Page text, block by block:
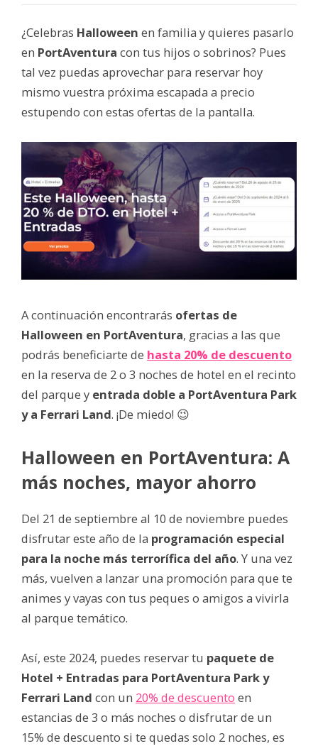
¿Celebras Halloween en familia y quieres pasarlo
en PortAventura con tus hijos o sobrinos? Pues
tal vez puedas aprovechar para reservar hoy
mismo vuestra próxima escapada a precio
estupendo con estas ofertas de la pantalla.
A continuación encontrarás ofertas de
Halloween en PortAventura, gracias a las que
podrás beneficiarte de hasta 20% de descuento
en la reserva de 2 o 3 noches de hotel en el recinto
del parque y entrada doble a PortAventura Park
y a Ferrari Land. ¡De miedo! 😉
Halloween en PortAventura: A
más noches, mayor ahorro
Del 21 de septiembre al 10 de noviembre puedes
disfrutar este año de la programación especial
para la noche más terrorífica del año. Y una vez
más, vuelven a lanzar una promoción para que te
animes y vayas con tus peques o amigos a vivirla
al parque temático.
Así, este 2024, puedes reservar tu paquete de
Hotel + Entradas para PortAventura Park y
Ferrari Land con un 20% de descuento en
estancias de 3 o más noches o disfrutar de un
15% de descuento si te quedas solo 2 noches, es